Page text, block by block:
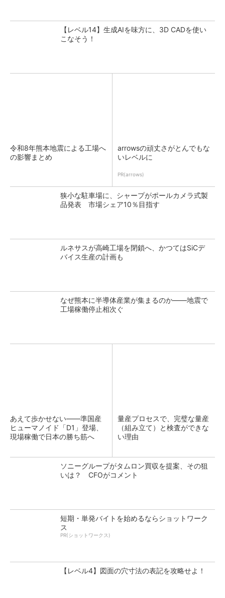
【レベル14】生成AIを味方に、3D CADを使い
こなそう！
令和8年熊本地震による工場へ
の影響まとめ
arrowsの頑丈さがとんでもな
いレベルに
PR(arrows)
狭小な駐車場に、シャープがポールカメラ式製
品発表 市場シェア10％目指す
ルネサスが高崎工場を閉鎖へ、かつてはSiCデ
バイス生産の計画も
なぜ熊本に半導体産業が集まるのか――地震で
工場稼働停止相次ぐ
あえて歩かせない――準国産
ヒューマノイド「D1」登場、
現場稼働で日本の勝ち筋へ
量産プロセスで、完璧な量産
（組み立て）と検査ができな
い理由
ソニーグループがタムロン買収を提案、その狙
いは？ CFOがコメント
短期・単発バイトを始めるならショットワーク
ス
PR(ショットワークス)
【レベル4】図面の穴寸法の表記を攻略せよ！